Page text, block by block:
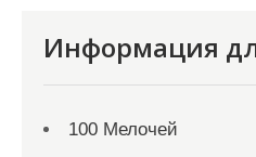
Информация
100 Мелочей